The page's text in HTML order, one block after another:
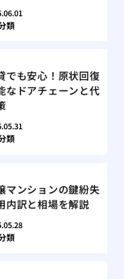
類
でも安心！原状回復
なドアチェーンと代
類
マンションの鍵紛失
内訳と相場を解説
類